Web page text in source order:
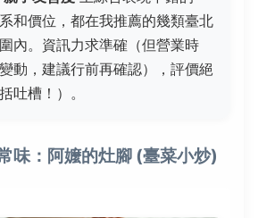
和價位，都在我推薦的幾類臺北
內。資訊力求準確（但營業時
動，建議行前再確認），評價絕
吐槽！）。
味：阿嬤的灶腳 (臺菜小炒)